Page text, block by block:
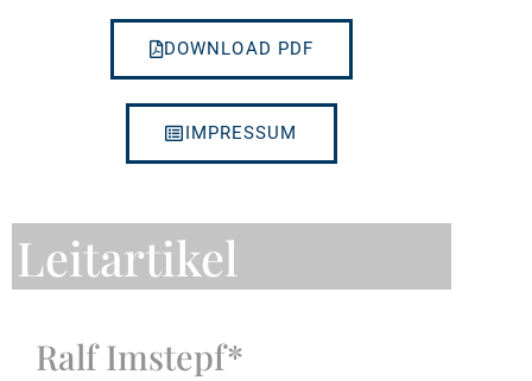
DOWNLOAD PDF
IMPRESSUM
Leitartikel
Ralf Imstepf*